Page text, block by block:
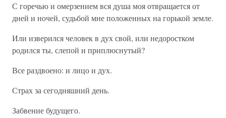
С горечью и омерзением вся душа моя отвращается от
дней и ночей, судьбой мне положенных на горькой земле.
Или изверился человек в дух свой, или недоростком
родился ты, слепой и приплюснутый?
Все раздвоено: и лицо и дух.
Страх за сегодняшний день.
Забвение будущего.